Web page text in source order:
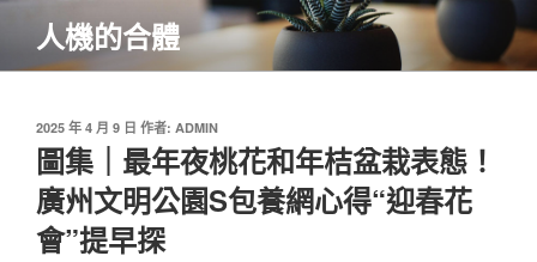
主
人機的合體
發
佈
於
2025 年 4 月 9 日 作者: ADMIN
圖集｜最年夜桃花和年桔盆栽表態！
廣州文明公園S包養網心得“迎春花
會”提早探